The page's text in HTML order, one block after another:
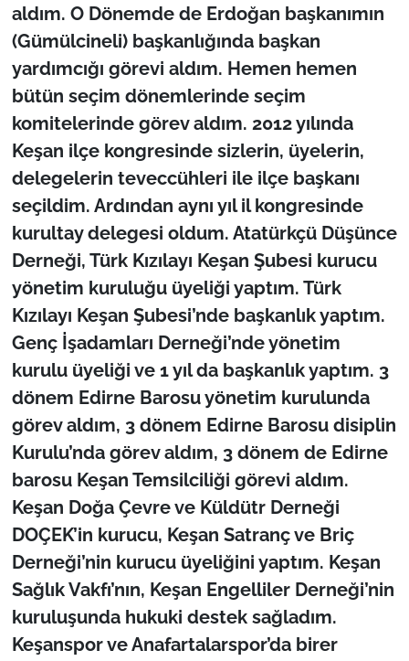
aldım. O Dönemde de Erdoğan başkanımın
(Gümülcineli) başkanlığında başkan
yardımcığı görevi aldım. Hemen hemen
bütün seçim dönemlerinde seçim
komitelerinde görev aldım. 2012 yılında
Keşan ilçe kongresinde sizlerin, üyelerin,
delegelerin teveccühleri ile ilçe başkanı
seçildim. Ardından aynı yıl il kongresinde
kurultay delegesi oldum. Atatürkçü Düşünce
Derneği, Türk Kızılayı Keşan Şubesi kurucu
yönetim kuruluğu üyeliği yaptım. Türk
Kızılayı Keşan Şubesi’nde başkanlık yaptım.
Genç İşadamları Derneği’nde yönetim
kurulu üyeliği ve 1 yıl da başkanlık yaptım. 3
dönem Edirne Barosu yönetim kurulunda
görev aldım, 3 dönem Edirne Barosu disiplin
Kurulu’nda görev aldım, 3 dönem de Edirne
barosu Keşan Temsilciliği görevi aldım.
Keşan Doğa Çevre ve Küldütr Derneği
DOÇEK’in kurucu, Keşan Satranç ve Briç
Derneği’nin kurucu üyeliğini yaptım. Keşan
Sağlık Vakfı’nın, Keşan Engelliler Derneği’nin
kuruluşunda hukuki destek sağladım.
Keşanspor ve Anafartalarspor’da birer